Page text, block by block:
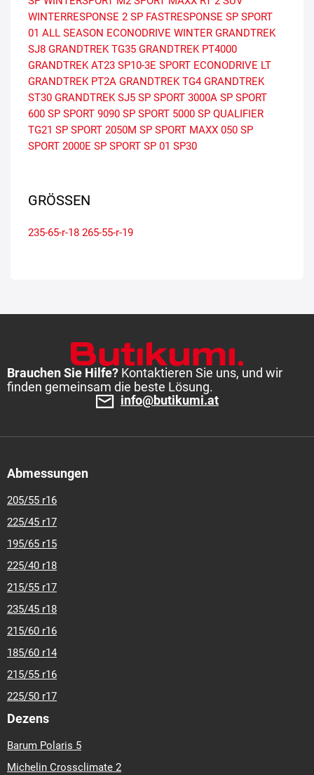
WINTERRESPONSE 2 SP FASTRESPONSE SP SPORT
01 ALL SEASON ECONODRIVE WINTER GRANDTREK
SJ8 GRANDTREK TG35 GRANDTREK PT4000
GRANDTREK AT23 SP10-3E SPORT ECONODRIVE LT
GRANDTREK PT2A GRANDTREK TG4 GRANDTREK
ST30 GRANDTREK SJ5 SP SPORT 3000A SP SPORT
600 SP SPORT 9090 SP SPORT 5000 SP QUALIFIER
TG21 SP SPORT 2050M SP SPORT MAXX 050 SP
SPORT 2000E SP SPORT SP 01 SP30
GRÖSSEN
235-65-r-18 265-55-r-19
Brauchen Sie Hilfe? Kontaktieren Sie uns, und wir
finden gemeinsam die beste Lösung.
info@butikumi.at
Abmessungen
205/55 r16
225/45 r17
195/65 r15
225/40 r18
215/55 r17
235/45 r18
215/60 r16
185/60 r14
215/55 r16
225/50 r17
Dezens
Barum Polaris 5
Michelin Crossclimate 2